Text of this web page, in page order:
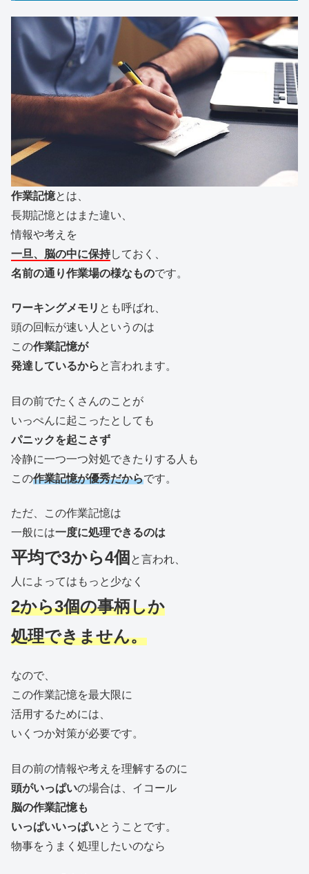
作業記憶とは、
長期記憶とはまた違い、
情報や考えを
一旦、脳の中に保持しておく、
名前の通り作業場の様なものです。
ワーキングメモリ とも呼ばれ、
頭の回転が速い人というのは
この作業記憶が
発達しているから と言われます。
目の前でたくさんのことが
いっぺんに起こったとしても
パニックを起こさず
冷静に一つ一つ対処できたりする人も
この作業記憶が優秀だからです。
ただ、この作業記憶は
一般には一度に処理できるのは
平均で3から4個と言われ、
人によってはもっと少なく
2から3個の事柄しか
処理できません。
なので、
この作業記憶を最大限に
活用するためには、
いくつか対策が必要です。
目の前の情報や考えを理解するのに
頭がいっぱいの場合は、イコール
脳の作業記憶も
いっぱいいっぱいとうことです。
物事をうまく処理したいのなら